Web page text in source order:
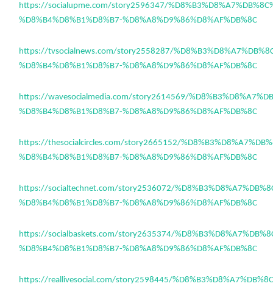
https://socialupme.com/story2596347/
%D8%B4%D8%B1%D8%B7-%D8%A8%D9%86%D8%AF%DB%8C
https://tvsocialnews.com/story2558287/
%D8%B4%D8%B1%D8%B7-%D8%A8%D9%86%D8%AF%DB%8C
https://wavesocialmedia.com/story2614569/
%D8%B4%D8%B1%D8%B7-%D8%A8%D9%86%D8%AF%DB%8C
https://thesocialcircles.com/story2665152/
%D8%B4%D8%B1%D8%B7-%D8%A8%D9%86%D8%AF%DB%8C
https://socialtechnet.com/story2536072/
%D8%B4%D8%B1%D8%B7-%D8%A8%D9%86%D8%AF%DB%8C
https://socialbaskets.com/story2635374/
%D8%B4%D8%B1%D8%B7-%D8%A8%D9%86%D8%AF%DB%8C
https://reallivesocial.com/story2598445/